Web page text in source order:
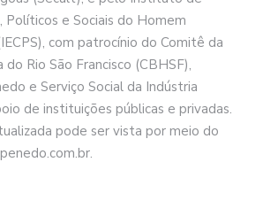
Políticos e Sociais do Homem
com patrocínio do Comitê da
Rio São Francisco (CBHSF),
e Serviço Social da Indústria
de instituições públicas e privadas.
pode ser vista por meio do